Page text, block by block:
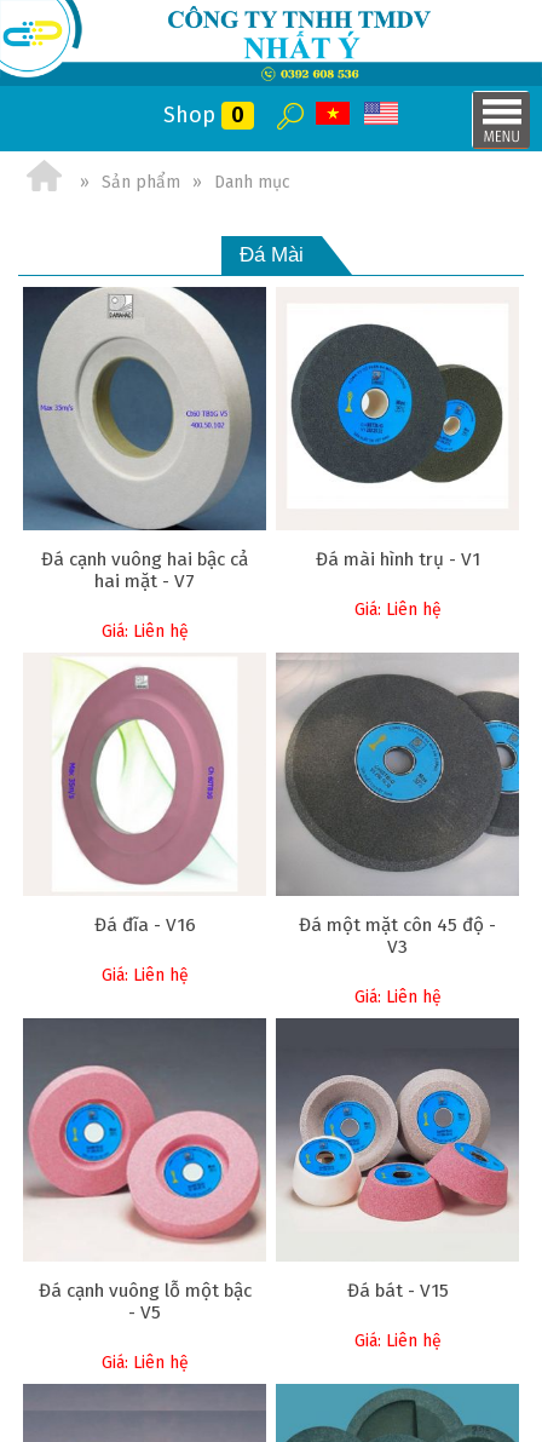
Shop 0
Sản phẩm Danh mục
Đá Mài
Đá cạnh vuông hai bậc cả
hai mặt - V7
Giá: Liên hệ
Đá mài hình trụ - V1
Giá: Liên hệ
Đá đĩa - V16
Giá: Liên hệ
Đá một mặt côn 45 độ -
V3
Giá: Liên hệ
Đá cạnh vuông lỗ một bậc
- V5
Giá: Liên hệ
Đá bát - V15
Giá: Liên hệ